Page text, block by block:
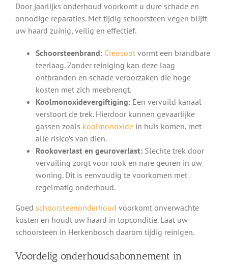
Door jaarlijks onderhoud voorkomt u dure schade en
onnodige reparaties. Met tijdig schoorsteen vegen blijft
uw haard zuinig, veilig en effectief.
Schoorsteenbrand: Creosootvormt een brandbare
teerlaag. Zonder reiniging kan deze laag
ontbranden en schade veroorzaken die hoge
kosten met zich meebrengt.
Koolmonoxidevergiftiging:Een vervuild kanaal
verstoort de trek. Hierdoor kunnen gevaarlijke
gassen zoals koolmonoxidein huis komen, met
alle risico’s van dien.
Rookoverlast en geuroverlast:Slechte trek door
vervuiling zorgt voor rook en nare geuren in uw
woning. Dit is eenvoudig te voorkomen met
regelmatig onderhoud.
Goed schoorsteenonderhoud voorkomt onverwachte
kosten en houdt uw haard in topconditie. Laat uw
schoorsteen in Herkenbosch daarom tijdig reinigen.
Voordelig onderhoudsabonnement in